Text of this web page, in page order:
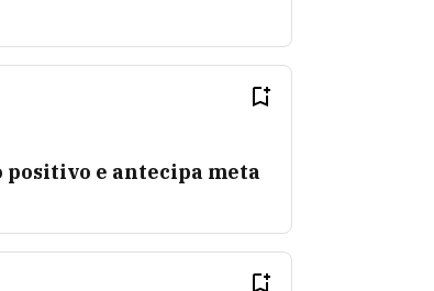
positivo e antecipa meta